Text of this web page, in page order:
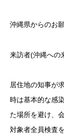
沖縄県からのお
来訪者(沖縄への
居住地の知事が
時は基本的な感
た場所を避け、
対象者全員検査